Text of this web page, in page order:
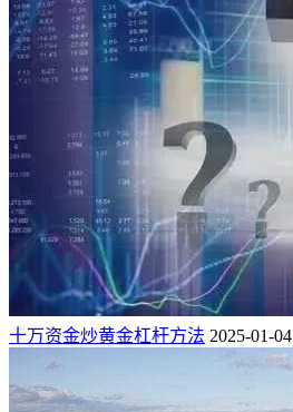
十万资金炒黄金杠杆方法 2025-01-04